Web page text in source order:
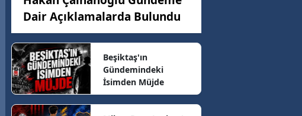
8.16 km/h
Dair Açıklamalarda Bulundu
Beşiktaş'ın
Gündemindeki
İsimden Müjde